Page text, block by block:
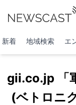
新着 地域検索 エ
gii.co.jp 「
(ベトロニ